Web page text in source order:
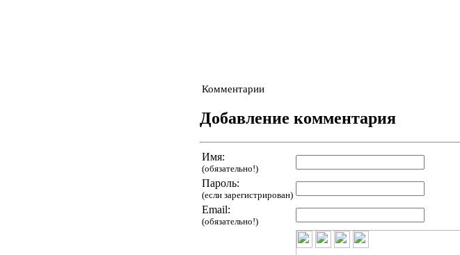
Комментарии
Добавление комментария
Имя:
(обязательно!)
Пароль:
(если зарегистрирован)
Email:
(обязательно!)